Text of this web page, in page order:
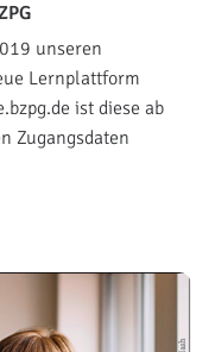
unseren
Lernplattform
ist diese ab
Zugangsdaten